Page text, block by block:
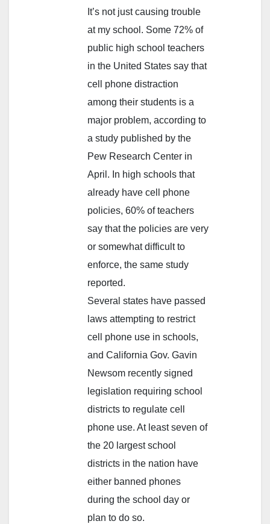
It’s not just causing trouble
at my school. Some 72% of
public high school teachers
in the United States say that
cell phone distraction
among their students is a
major problem, according to
a study published by the
Pew Research Center in
April. In high schools that
already have cell phone
policies, 60% of teachers
say that the policies are very
or somewhat difficult to
enforce, the same study
reported.
Several states have passed
laws attempting to restrict
cell phone use in schools,
and California Gov. Gavin
Newsom recently signed
legislation requiring school
districts to regulate cell
phone use. At least seven of
the 20 largest school
districts in the nation have
either banned phones
during the school day or
plan to do so.